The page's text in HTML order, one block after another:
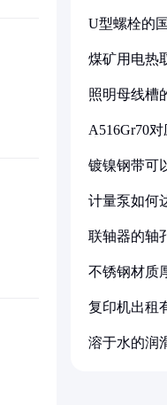
U型螺栓的
煤矿用电热
照明母线槽
A516Gr70
镀镍钢带可
计量泵如何
联轴器的轴
不锈钢材质
复印机出租
溶于水的润